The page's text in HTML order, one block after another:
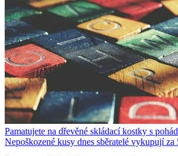
Pamatujete na dřevěné skládací kostky s
Nepoškozené kusy dnes sběratelé vykupují